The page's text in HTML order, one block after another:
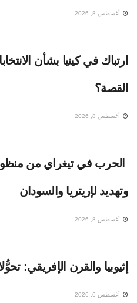
أغسطس 8, 2026
القصة؟
أغسطس 8, 2026
الحرب في تيغراي من
وتهديد لإريتريا والسودان
أغسطس 8, 2026
إثيوبيا والقرن الإفريقي:
أغسطس 6, 2026